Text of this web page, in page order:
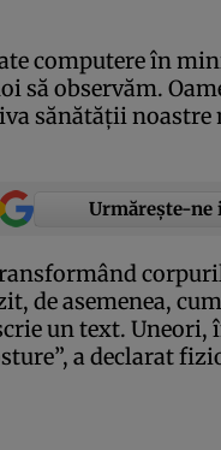
computere în
să observăm.
sănătăţii
Urmărește-ne
de asemenea,
un text. Uneori,
a declarat